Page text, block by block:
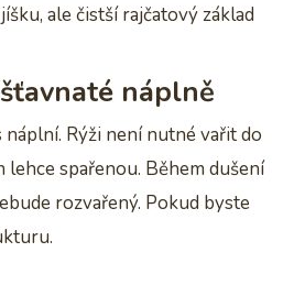
ale čistší rajčatový základ
náplně
Rýži není nutné vařit do
spařenou. Během dušení
rozvařený. Pokud byste